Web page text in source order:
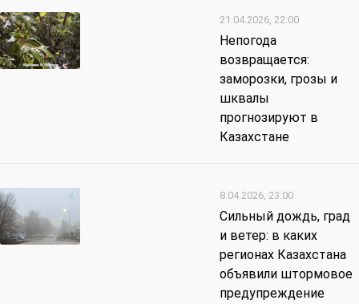
21.04.2026, 22:00
Непогода
возвращается:
заморозки, грозы и
шквалы
прогнозируют в
Казахстане
8.04.2026, 23:00
Сильный дождь, град
и ветер: в каких
регионах Казахстана
объявили штормовое
предупреждение